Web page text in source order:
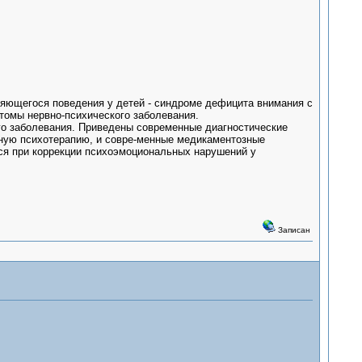
поведения у детей - синдроме дефицита внимания с
нервно-психического заболевания.
заболевания. Приведены современные диагностические
психотерапию, и совре-менные медикаментозные
при коррекции психоэмоциональных нарушений у
Записан